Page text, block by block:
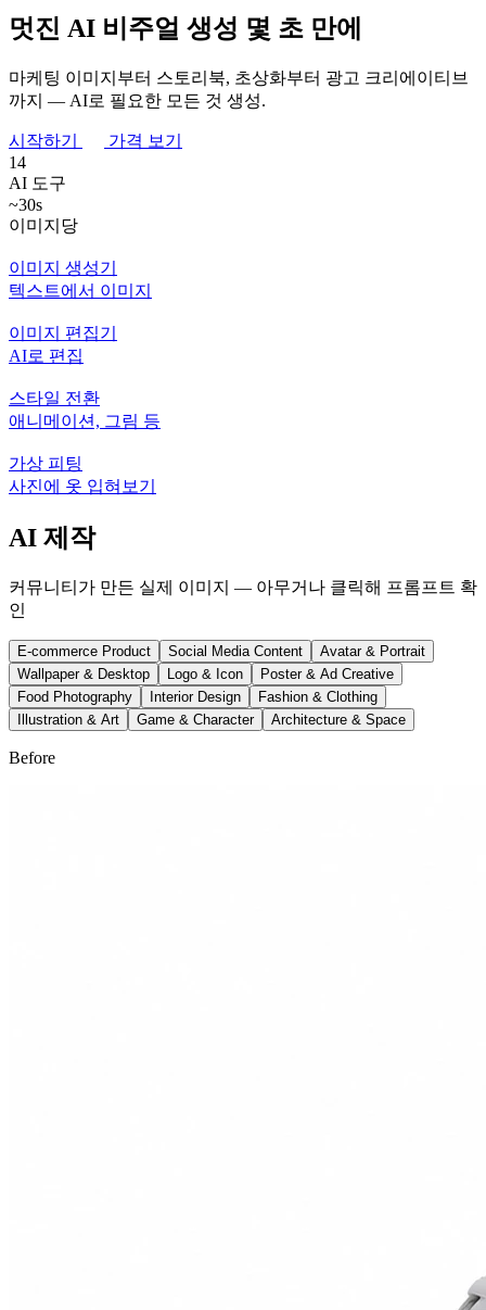
멋진 AI 비주얼 생성 몇 초 만에
마케팅 이미지부터 스토리북, 초상화부터 광고 크리에이티브
까지 — AI로 필요한 모든 것 생성.
시작하기
가격 보기
14
AI 도구
~30s
이미지당
이미지 생성기
텍스트에서 이미지
이미지 편집기
AI로 편집
스타일 전환
애니메이션, 그림 등
가상 피팅
사진에 옷 입혀보기
AI 제작
커뮤니티가 만든 실제 이미지 — 아무거나 클릭해 프롬프트 확
인
E-commerce Product Social Media Content
Avatar & Portrait
Wallpaper & Desktop
Logo & Icon
Poster & Ad Creative
Food Photography
Interior Design
Fashion & Clothing
Illustration & Art
Game & Character Architecture & Space
Before